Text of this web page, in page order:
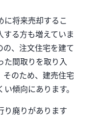
に将来売却するこ
する方も増えていま
、注文住宅を建て
た間取りを取り入
そのため、建売住宅
傾向にあります。
り廃りがあります